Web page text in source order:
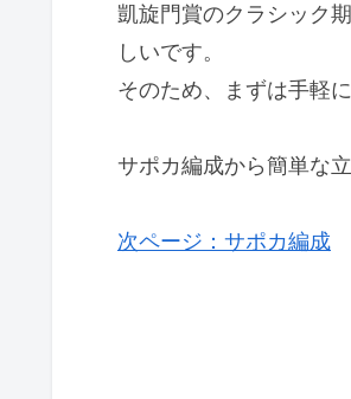
凱旋門賞のクラシック
しいです。
そのため、まずは手軽
サポカ編成から簡単な
次ページ：サポカ編成